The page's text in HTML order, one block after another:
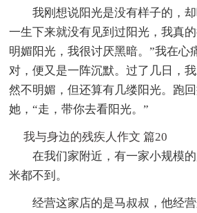
我刚想说阳光是没有样子的，
一生下来就没有见到过阳光，我真
明媚阳光，我很讨厌黑暗。”我在心
对，便又是一阵沉默。过了几日，
然不明媚，但还算有几缕阳光。跑
她，“走，带你去看阳光。”
我与身边的残疾人作文 篇20
在我们家附近，有一家小规模
米都不到。
经营这家店的是马叔叔，他经